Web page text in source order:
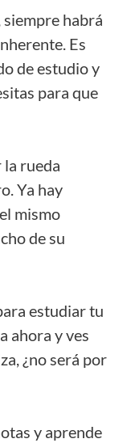
habrá
Es
de estudio y
para que
la rueda
Ya hay
mismo
de su
estudiar tu
ahora y ves
¿no será por
y aprende